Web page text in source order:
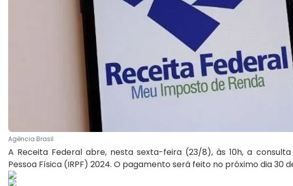
Agência Brasil
A Receita Federal abre, nesta sexta-feira (23/8), às 10h, a
Pessoa Física (IRPF) 2024. O pagamento será feito no próximo dia 30